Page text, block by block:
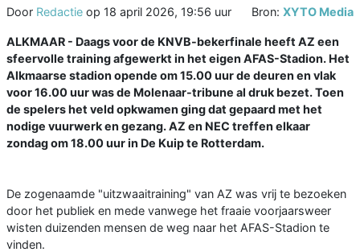
Door Redactie op 18 april 2026, 19:56 uur Bron: XYTO Media
ALKMAAR - Daags voor de KNVB-bekerfinale heeft AZ een
sfeervolle training afgewerkt in het eigen AFAS-Stadion. Het
Alkmaarse stadion opende om 15.00 uur de deuren en vlak
voor 16.00 uur was de Molenaar-tribune al druk bezet. Toen
de spelers het veld opkwamen ging dat gepaard met het
nodige vuurwerk en gezang. AZ en NEC treffen elkaar
zondag om 18.00 uur in De Kuip te Rotterdam.
De zogenaamde "uitzwaaitraining" van AZ was vrij te bezoeken
door het publiek en mede vanwege het fraaie voorjaarsweer
wisten duizenden mensen de weg naar het AFAS-Stadion te
vinden.